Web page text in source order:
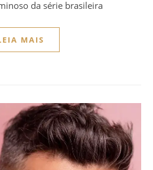
da série brasileira
MAIS